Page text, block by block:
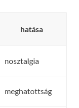
hatása
nosztalgia
meghatottság